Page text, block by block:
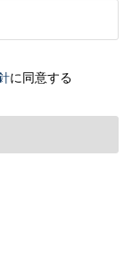
に同意する